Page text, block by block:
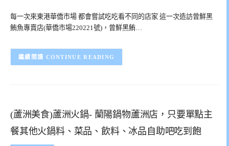
每一次來東港華僑市場 都會嘗試吃吃看不同的店家 這一次造訪曾鮮黑
鮪魚專賣店(華僑市場220221號)，曾鮮黑鮪…
CONTINUE READING
(蘆洲美食)蘆洲火鍋- 蘭陽鍋物蘆洲店，只要單點主
餐其他火鍋料、菜品、飲料、冰品自助吧吃到飽